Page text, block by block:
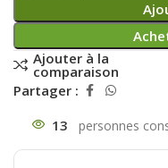
Ajouter à la
comparaison
Partager :
13